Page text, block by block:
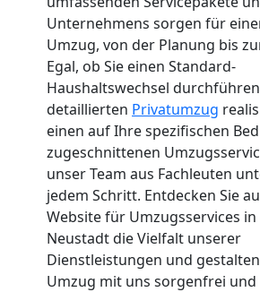
Unternehmens sorgen für
Umzug, von der Planung bis
Egal, ob Sie einen Standard-
Haushaltswechsel
detaillierten Privatumzug
einen auf Ihre spezifischen
zugeschnittenen
unser Team aus Fachleuten
jedem Schritt. Entdecken Sie
Website für Umzugsservices
Neustadt die Vielfalt unserer
Dienstleistungen und
Umzug mit uns sorgenfrei und